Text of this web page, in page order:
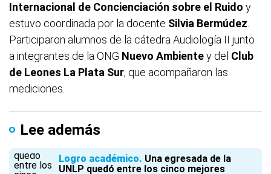
Internacional de Concienciación sobre el Ruido y
estuvo coordinada por la docente Silvia Bermúdez
Participaron alumnos de la cátedra Audiología II junto
a integrantes de la ONG Nuevo Ambientey del Club
de Leones La Plata Sur, que acompañaron las
mediciones.
Lee además
Logro académico Una egresada de la
UNLP quedó entre los cinco mejores